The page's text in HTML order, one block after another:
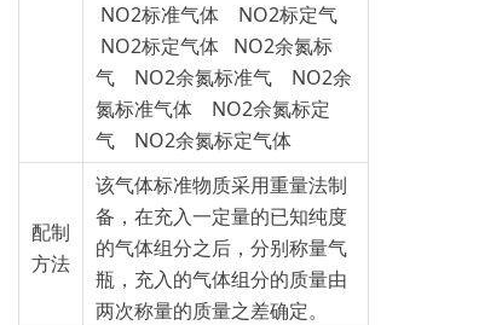
NO2标准气体 NO2标定气
NO2标定气体 NO2余氮标
气 NO2余氮标准气 NO2余
氮标准气体 NO2余氮标定
气 NO2余氮标定气体
配制
方法
该气体标准物质采用重量法制
备，在充入一定量的已知纯度
的气体组分之后，分别称量气
瓶，充入的气体组分的质量由
两次称量的质量之差确定。